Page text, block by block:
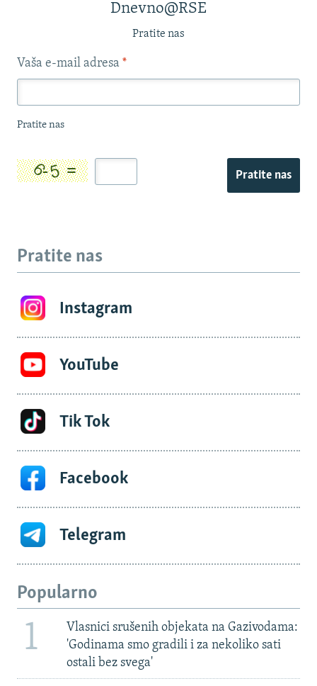
Dnevno@RSE
Pratite nas
Vaša e-mail adresa *
Pratite nas
Pratite nas
Pratite nas
Instagram
YouTube
Tik Tok
Facebook
Telegram
Popularno
1
Vlasnici srušenih objekata na Gazivodama:
'Godinama smo gradili i za nekoliko sati
ostali bez svega'